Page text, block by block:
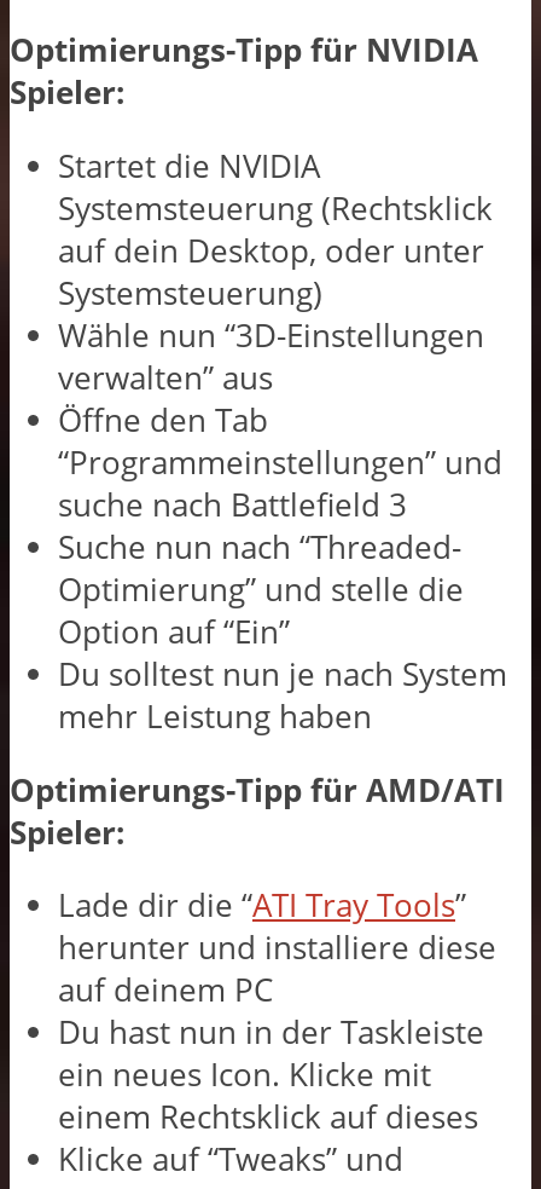
Optimierungs-Tipp für NVIDIA
Spieler:
Startet die NVIDIA
Systemsteuerung (Rechtsklick
auf dein Desktop, oder unter
Systemsteuerung)
Wähle nun “3D-Einstellungen
verwalten” aus
Öffne den Tab
“Programmeinstellungen” und
suche nach Battlefield 3
Suche nun nach “Threaded-
Optimierung” und stelle die
Option auf “Ein”
Du solltest nun je nach System
mehr Leistung haben
Optimierungs-Tipp für AMD/ATI
Spieler:
Lade dir die “ATI Tray Tools”
herunter und installiere diese
auf deinem PC
Du hast nun in der Taskleiste
ein neues Icon. Klicke mit
einem Rechtsklick auf dieses
Klicke auf “Tweaks” und